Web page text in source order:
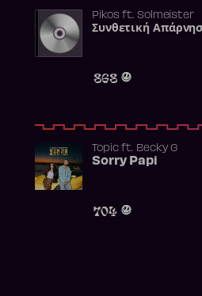
Pikosft. Solmeister
Συνθετική
868
Topicft. Becky G
Sorry Papi
704